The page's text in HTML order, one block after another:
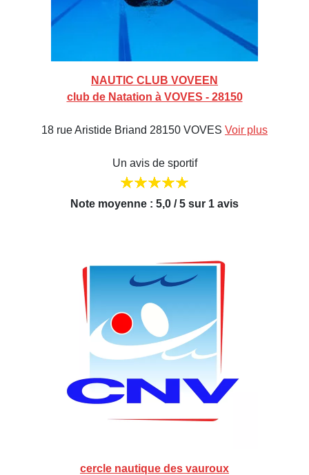
NAUTIC CLUB VOVEEN
club de Natation à VOVES - 28150
18 rue Aristide Briand 28150 VOVES Voir plus
Un avis de sportif
Note moyenne : 5,0 / 5 sur 1 avis
cercle nautique des vauroux